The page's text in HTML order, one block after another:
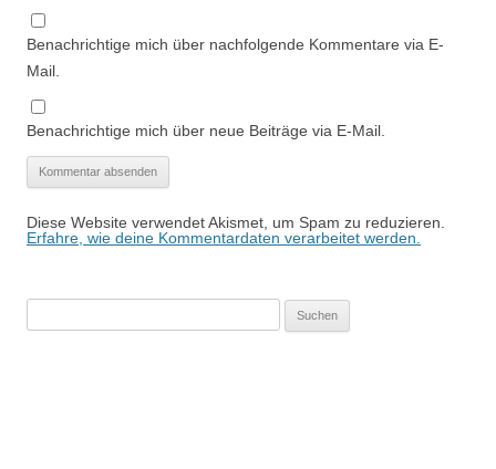
Benachrichtige mich über nachfolgende Kommentare via E-
Mail.
Benachrichtige mich über neue Beiträge via E-Mail.
Diese Website verwendet Akismet, um Spam zu reduzieren.
Erfahre, wie deine Kommentardaten verarbeitet werden.